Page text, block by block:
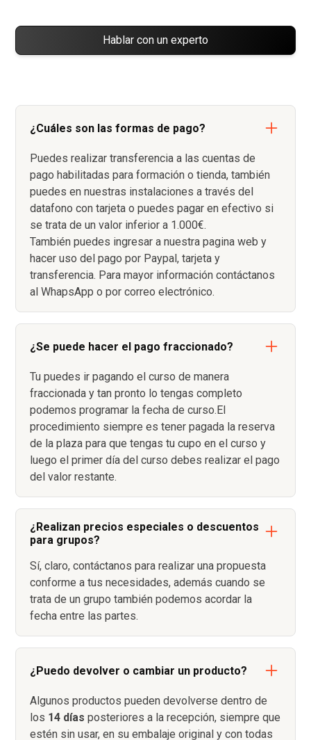
Hablar con un experto
¿Cuáles son las formas de pago?
Puedes realizar transferencia a las cuentas de
pago habilitadas para formación o tienda, también
puedes en nuestras instalaciones a través del
datafono con tarjeta o puedes pagar en efectivo si
se trata de un valor inferior a 1.000€.
También puedes ingresar a nuestra pagina web y
hacer uso del pago por Paypal, tarjeta y
transferencia. Para mayor información contáctanos
al WhapsApp o por correo electrónico.
¿Se puede hacer el pago fraccionado?
Tu puedes ir pagando el curso de manera
fraccionada y tan pronto lo tengas completo
podemos programar la fecha de curso.El
procedimiento siempre es tener pagada la reserva
de la plaza para que tengas tu cupo en el curso y
luego el primer día del curso debes realizar el pago
del valor restante.
¿Realizan precios especiales o descuentos
para grupos?
Sí, claro, contáctanos para realizar una propuesta
conforme a tus necesidades, además cuando se
trata de un grupo también podemos acordar la
fecha entre las partes.
¿Puedo devolver o cambiar un producto?
Algunos productos pueden devolverse dentro de
los 14 días posteriores a la recepción, siempre que
estén sin usar, en su embalaje original y con todas